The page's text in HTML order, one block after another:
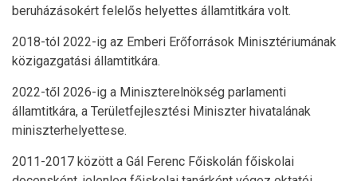
beruházásokért felelős helyettes államtitkára volt.
2018-tól 2022-ig az Emberi Erőforrások Minisztériumának
közigazgatási államtitkára.
2022-től 2026-ig a Miniszterelnökség parlamenti
államtitkára, a Területfejlesztési Miniszter hivatalának
miniszterhelyettese.
2011-2017 között a Gál Ferenc Főiskolán főiskolai